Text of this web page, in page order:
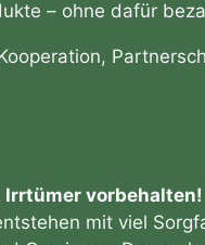
– ohne dafür
vorbehalten!
mit viel